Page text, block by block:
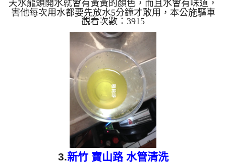
天水龍頭開水就會有黃黃的顏色，而且水會有味道，
害他每次用水都要先放水5分鐘才敢用，本公施驅車
到 高 公館 檢測，發現管路中滿是管垢，本公司架起
水管管路清洗機 ，開始 清洗水管 ，黃黃的水從水管
噴出，流出不少髒水，如下圖及影片，高先生看到都
傻眼，過程中水管堵住兩次，本公司改以特殊工法來
清水管 ， 水管清洗 約三小時後，出水量變大， 水也
乾淨了，高先生總算可以正常用水了。 清洗水管, 水
管清洗, 洗水管, 熱水管堵塞, 熱水忽...
觀看次數：3915
3.新竹 寶山路 水管清洗